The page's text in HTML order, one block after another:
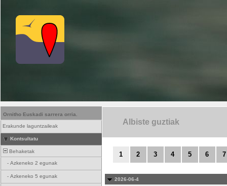
Ornitho Euskadi sarrera orria.
Erakunde laguntzaileak
Kontsultatu
Behaketak
- Azkeneko 2 egunak
- Azkeneko 5 egunak
Albiste guztiak
1 2 3 4 5 6 7
2026-06-4